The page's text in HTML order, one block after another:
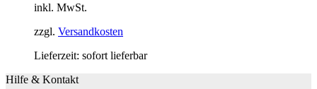
Die
können
inkl. MwSt.
zzgl. Versandkosten
Lieferzeit: sofort lieferbar
Hilfe & Kontakt